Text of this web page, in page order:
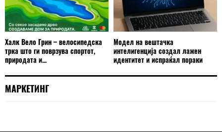
Халк Вело Грин – велосипедска
трка што ги поврзува спортот,
природата и...
Модел на вештачка
интелигенција создал лажен
идентитет и испраќал пораки
МАРКЕТИНГ